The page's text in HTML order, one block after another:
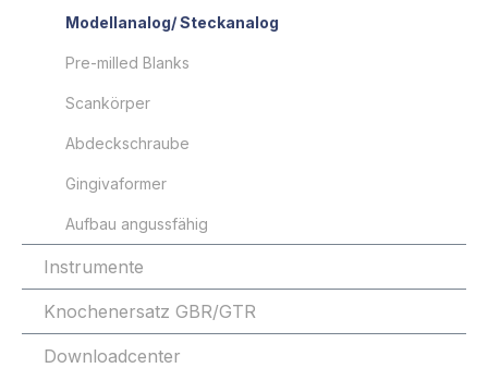
Modellanalog/ Steckanalog
Pre-milled Blanks
Scankörper
Abdeckschraube
Gingivaformer
Aufbau angussfähig
Instrumente
Knochenersatz GBR/GTR
Downloadcenter